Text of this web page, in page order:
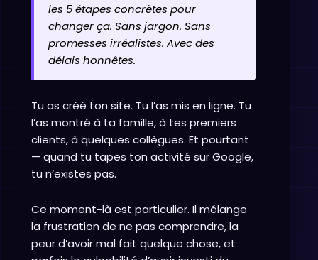
les 5 étapes concrètes pour
changer ça. Sans jargon. Sans
promesses irréalistes. Avec des
délais honnêtes.
Tu as créé ton site. Tu l’as mis en ligne. Tu
l’as montré à ta famille, à tes premiers
clients, à quelques collègues. Et pourtant
— quand tu tapes ton activité sur Google,
tu n’existes pas.
Ce moment-là est particulier. Il mélange
la frustration de ne pas comprendre, la
peur d’avoir mal fait quelque chose, et